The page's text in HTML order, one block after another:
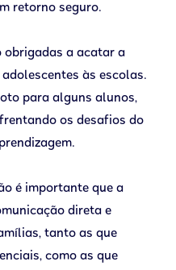
retorno seguro.
obrigadas a acatar a
às escolas.
para alguns alunos,
os desafios do
é importante que a
direta e
tanto as que
como as que